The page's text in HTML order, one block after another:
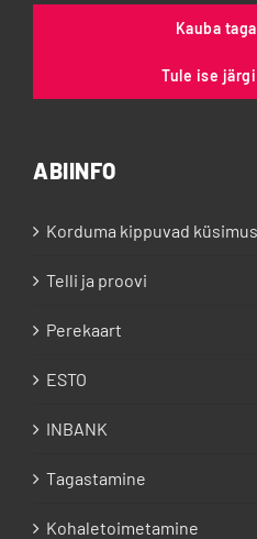
Kauba
Tule ise
ABIINFO
Korduma kippuvad
Telli ja proovi
Perekaart
ESTO
INBANK
Tagastamine
Kohaletoimetamine